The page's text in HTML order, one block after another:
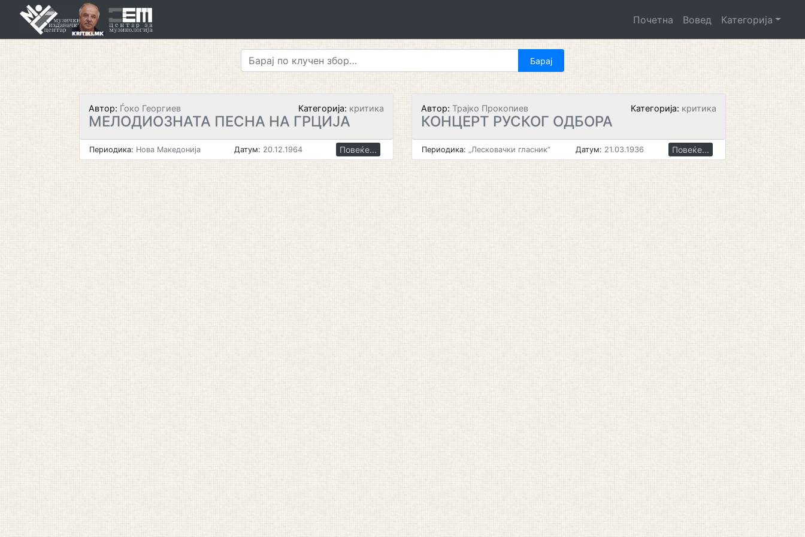
Почетна Вовед Категорија
Автор: Ѓоко Георгиев Категорија: критика
МЕЛОДИОЗНАТА ПЕСНА НА ГРЦИЈА
Периодика: Нова Македонија Датум: 20.12.1964 Повеќе...
Автор: Трајко Прокопиев Категорија: критика
КОНЦЕРТ РУСКОГ ОДБОРА
Периодика: „Лесковачки гласник“ Датум: 21.03.1936 Повеќе...